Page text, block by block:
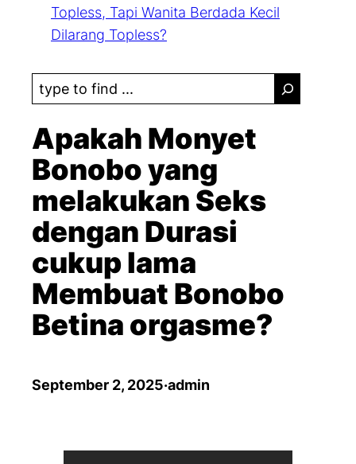
Topless, Tapi Wanita Berdada Kecil
Dilarang Topless?
S
e
a
r
c
h
Apakah Monyet
Bonobo yang
melakukan Seks
dengan Durasi
cukup lama
Membuat Bonobo
Betina orgasme?
September 2, 2025·admin